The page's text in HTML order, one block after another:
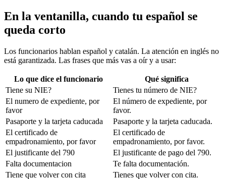
En la ventanilla, cuando tu español se
queda corto
Los funcionarios hablan español y catalán. La atención en inglés no
está garantizada. Las frases que más vas a oír y a usar:
Lo que dice el funcionario
Qué significa
Tiene su NIE?
Tienes tu número de NIE?
El numero de expediente, por
favor
El número de expediente, por
favor.
Pasaporte y la tarjeta caducada
Pasaporte y la tarjeta caducada.
El certificado de
empadronamiento, por favor
El certificado de
empadronamiento, por favor.
El justificante del 790
El justificante de pago del 790.
Falta documentacion
Te falta documentación.
Tiene que volver con cita
Tienes que volver con cita.